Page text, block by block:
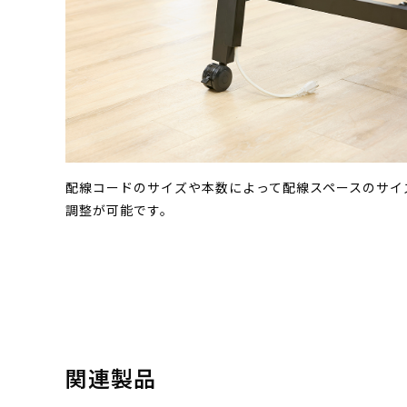
配線コードのサイズや本数によって配線スペースのサイ
調整が可能です。
関連製品